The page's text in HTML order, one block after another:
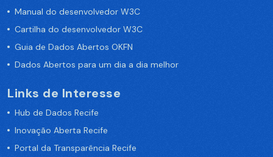
Manual do desenvolvedor W3C
Cartilha do desenvolvedor W3C
Guia de Dados Abertos OKFN
Dados Abertos para um dia a dia melhor
Links de Interesse
Hub de Dados Recife
Inovação Aberta Recife
Portal da Transparência Recife